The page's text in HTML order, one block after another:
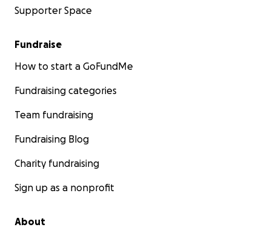
Supporter Space
Fundraise
How to start a GoFundMe
Fundraising categories
Team fundraising
Fundraising Blog
Charity fundraising
Sign up as a nonprofit
About